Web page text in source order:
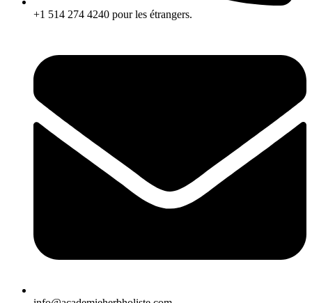
+1 514 274 4240 pour les étrangers.